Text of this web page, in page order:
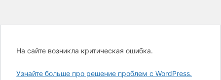
На сайте возникла критическая ошибка.
Узнайте больше про решение проблем с WordPress.